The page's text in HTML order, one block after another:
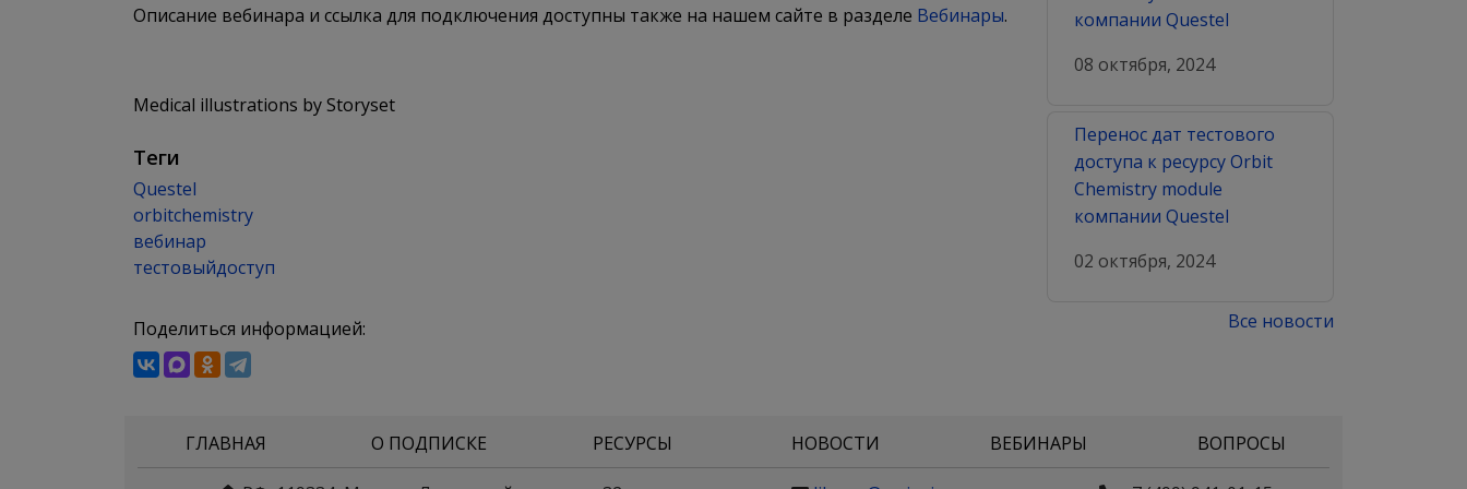
Описание вебинара и ссылка для подключения доступны также на нашем сайте в разделе Вебинары.
Medical illustrations by Storyset
Теги
Questel
orbitchemistry
вебинар
тестовыйдоступ
Поделиться информацией:
компании Questel
08 октября, 2024
Перенос дат тестового
доступа к ресурсу Orbit
Chemistry module
компании Questel
02 октября, 2024
Все новости
ГЛАВНАЯ О ПОДПИСКЕ РЕСУРСЫ НОВОСТИ ВЕБИНАРЫ ВОПРОСЫ